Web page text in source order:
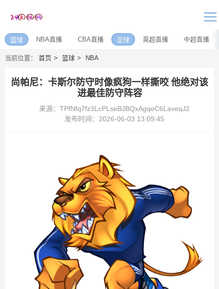
篮球 NBA直播 CBA直播 足球 英超直播 中超直播
当前位置： 首页 篮球 NBA
尚帕尼：卡斯尔防守时像疯狗一样撕咬 他绝对该
进最佳防守阵容
来源：TPfNfq7fz3LcPLseBJBQxAgqeC6LaveqJ2
发布时间：2026-06-03 13:09:45